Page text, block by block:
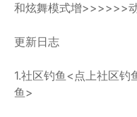
和炫舞模式增>>>>>>
更新日志
1.社区钓鱼<点上社区钓
鱼>